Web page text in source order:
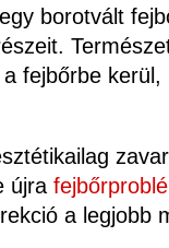
borotvált
fejbőrbe
újra
a legjobb